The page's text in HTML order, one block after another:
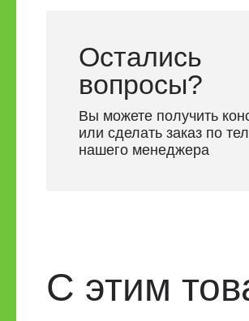
Остались
вопросы?
Вы можете получить
или сделать заказ по
нашего менеджера
С этим